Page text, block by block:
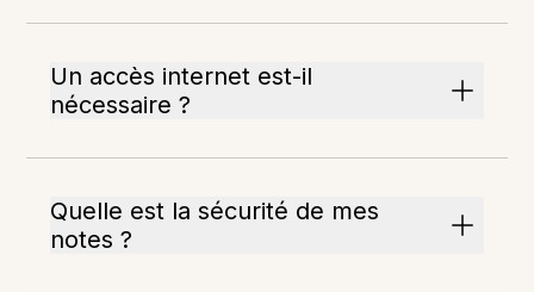
Un accès internet est-il
nécessaire ?
Quelle est la sécurité de mes
notes ?